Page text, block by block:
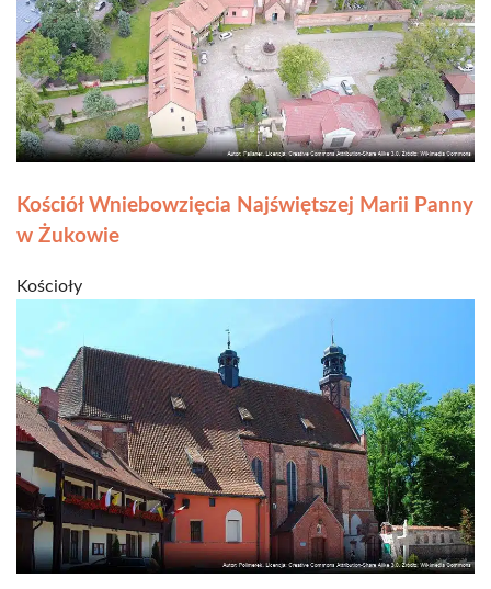
Kościół Wniebowzięcia Najświętszej Marii Panny
w Żukowie
Kościoły